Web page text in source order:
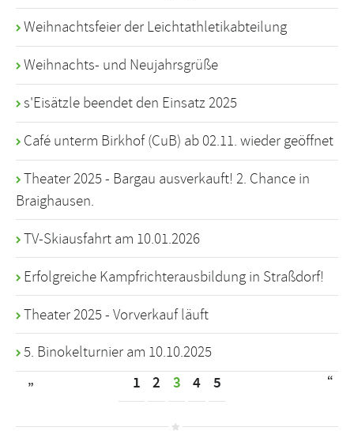
Weihnachtsfeier der Leichtathletikabteilung
Weihnachts- und Neujahrsgrüße
s'Eisätzle beendet den Einsatz 2025
Café unterm Birkhof (CuB) ab 02.11. wieder geöffnet
Theater 2025 - Bargau ausverkauft! 2. Chance in
Braighausen.
TV-Skiausfahrt am 10.01.2026
Erfolgreiche Kampfrichterausbildung in Straßdorf!
Theater 2025 - Vorverkauf läuft
5. Binokelturnier am 10.10.2025
„ 1 2 3 4 5 “